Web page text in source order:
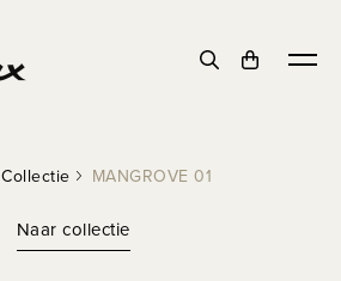
Collectie MANGROVE 01
Naar collectie